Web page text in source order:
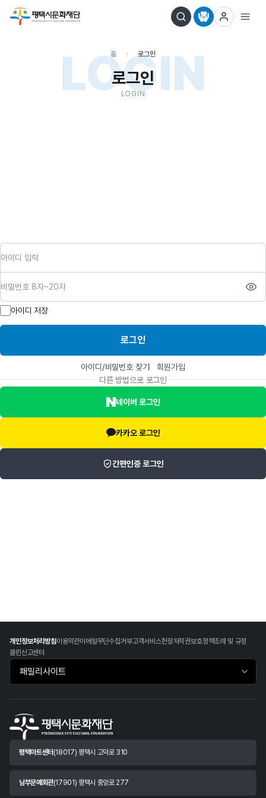
LOGIN
홈 로그인
로그인
LOGIN
아이디 저장
로그인
아이디/비밀번호 찾기
회원가입
다른 방법으로 로그인
네이버 로그인
카카오 로그인
간편인증 로그인
개인정보처리방침이용약관이메일무단수집거부고객서비스헌장저작권보호정책조례 및 규정
클린신고센터
패밀리사이트 바로가기
평택아트센터 (18017) 평택시 고덕로 310
남부문예회관(17901) 평택시 중앙로 277